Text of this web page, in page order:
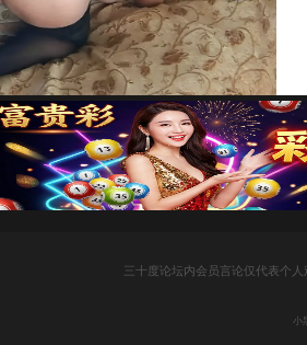
三十度论坛内会员言论仅代表个
小